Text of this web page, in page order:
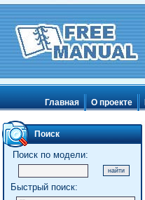
Главная О проекте
Поиск
Поиск по модели:
Быстрый поиск: